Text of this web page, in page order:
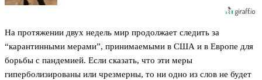
На протяжении двух недель мир продолжает следить за
“карантинными мерами”, принимаемыми в США и в Европе для
борьбы с пандемией. Если сказать, что эти меры
гиперболизированы или чрезмерны, то ни одно из слов не будет